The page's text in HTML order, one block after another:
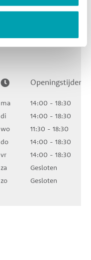
Openingstijden
ma
14:00 - 18:30
di
14:00 - 18:30
wo
11:30 - 18:30
do
14:00 - 18:30
vr
14:00 - 18:30
za
Gesloten
zo
Gesloten